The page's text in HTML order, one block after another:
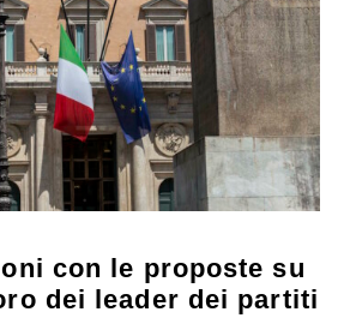
con le proposte su
dei leader dei partiti